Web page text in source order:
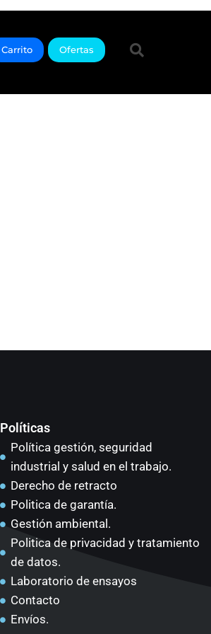
Carrito Ofertas
Políticas
Política gestión, seguridad
industrial y salud en el trabajo.
Derecho de retracto
Politica de garantía.
Gestión ambiental.
Politica de privacidad y tratamiento
de datos.
Laboratorio de ensayos
Contacto
Envíos.